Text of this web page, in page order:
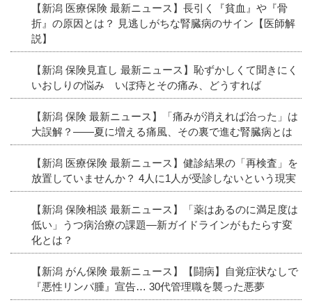
【新潟 医療保険 最新ニュース】長引く『貧血』や『骨
折』の原因とは？ 見逃しがちな腎臓病のサイン【医師解
説】
【新潟 保険見直し 最新ニュース】恥ずかしくて聞きにく
いおしりの悩み いぼ痔とその痛み、どうすれば
【新潟 保険 最新ニュース】「痛みが消えれば治った」は
大誤解？――夏に増える痛風、その裏で進む腎臓病とは
【新潟 医療保険 最新ニュース】健診結果の「再検査」を
放置していませんか？ 4人に1人が受診しないという現実
【新潟 保険相談 最新ニュース】「薬はあるのに満足度は
低い」うつ病治療の課題―新ガイドラインがもたらす変
化とは？
【新潟 がん保険 最新ニュース】【闘病】自覚症状なしで
『悪性リンパ腫』宣告… 30代管理職を襲った悪夢